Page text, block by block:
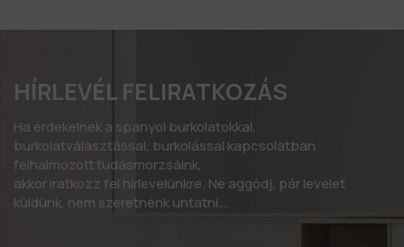
HÍRLEVÉL FELIRATKOZÁS
Ha érdekelnek a spanyol burkolatokkal,
burkolatválasztással, burkolással kapcsolatban
felhalmozott tudásmorzsáink,
akkor iratkozz fel hírlevelünkre. Ne aggódj, pár levelet
küldünk, nem szeretnénk untatni….